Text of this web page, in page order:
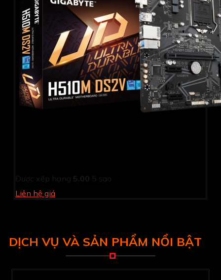
Được xếp hạng 5.00 5 sao
Liên hệ giá
DỊCH VỤ VÀ SẢN PHẨM NỔI BẬT